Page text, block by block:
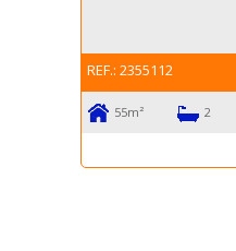
Zona
REF.: 2355112
55m² 2